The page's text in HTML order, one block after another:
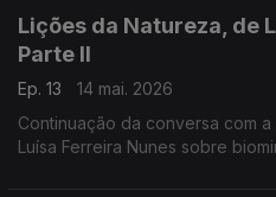
Lições da Natureza, de
Parte II
Ep. 13
14 mai. 2026
Continuação da conversa com
Luísa Ferreira Nunes sobre